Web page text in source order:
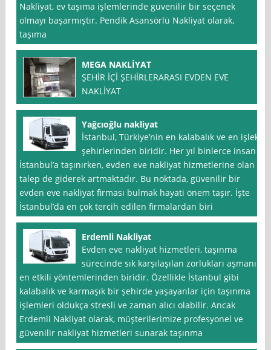
Nakliyat, ev taşıma işlemlerinde güvenilir bir seçenek
olmayı başarmıştır. Pendik Asansörlü Nakliyat olarak,
taşıma
MEGA NAKLİYAT
ŞEHİR İÇİ ŞEHİRLERARASI EVDEN EVE
NAKLİYAT
Yağcıoğlu nakliyat
İstanbul, Türkiye’nin en kalabalık ve en işlek
şehirlerinden biridir. Her yıl binlerce insan
İstanbul’a taşınırken, evden eve nakliyat hizmetlerine olan
talep de giderek artmaktadır. Bu noktada, güvenilir bir
evden eve nakliyat firması bulmak hayati önem taşır. İşte
İstanbul’da en çok tercih edilen firmalardan biri
Erdemli Nakliyat
Evden eve nakliyat hizmetleri, taşınma
sürecinde sık karşılaşılan zorlukları aşmanın
en etkili yöntemlerinden biridir. Özellikle İstanbul gibi
kalabalık ve karmaşık bir şehirde yaşayanlar için taşınma
işlemleri oldukça stresli ve zaman alıcı olabilir. Ancak
Erdemli Nakliyat olarak, müşterilerimize profesyonel ve
güvenilir nakliyat hizmetleri sunarak taşınma